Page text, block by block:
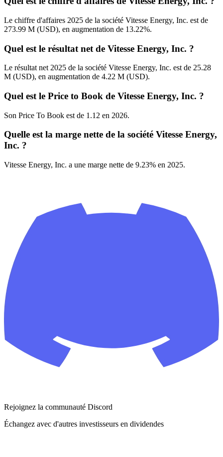
Le chiffre d'affaires 2025 de la société Vitesse Energy, Inc. est de
273.99 M (USD), en augmentation de 13.22%.
Quel est le résultat net de Vitesse Energy, Inc. ?
Le résultat net 2025 de la société Vitesse Energy, Inc. est de 25.28
M (USD), en augmentation de 4.22 M (USD).
Quel est le Price to Book de Vitesse Energy, Inc. ?
Son Price To Book est de 1.12 en 2026.
Quelle est la marge nette de la société Vitesse Energy,
Inc. ?
Vitesse Energy, Inc. a une marge nette de 9.23% en 2025.
Rejoignez la communauté Discord
Échangez avec d'autres investisseurs en dividendes